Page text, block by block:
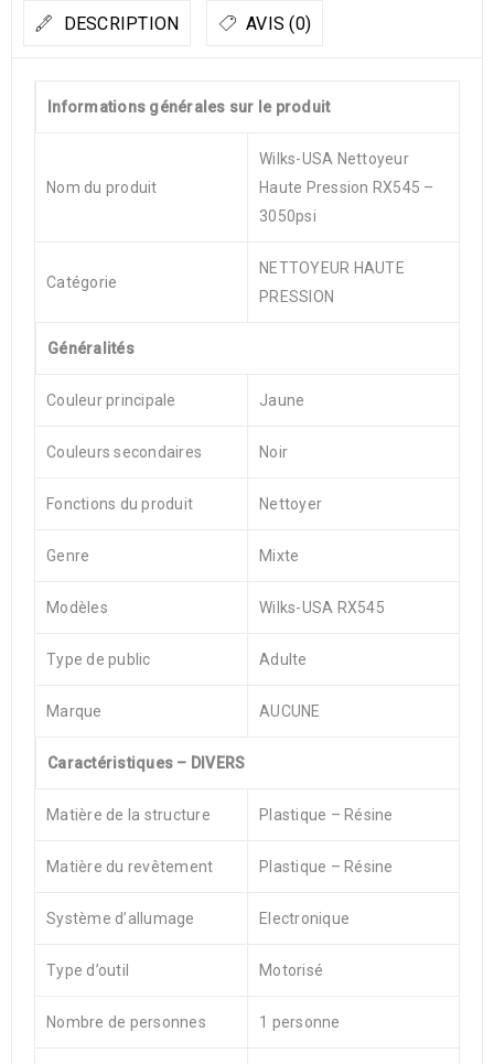
DESCRIPTION AVIS (0)
Informations générales sur le produit
Nom du produit
Wilks-USA Nettoyeur
Haute Pression RX545 –
3050psi
Catégorie
NETTOYEUR HAUTE
PRESSION
Généralités
Couleur principale Jaune
Couleurs secondaires Noir
Fonctions du produit Nettoyer
Genre Mixte
Modèles Wilks-USA RX545
Type de public Adulte
Marque AUCUNE
Caractéristiques – DIVERS
Matière de la structure Plastique – Résine
Matière du revêtement Plastique – Résine
Système d’allumage Electronique
Type d’outil Motorisé
Nombre de personnes 1 personne